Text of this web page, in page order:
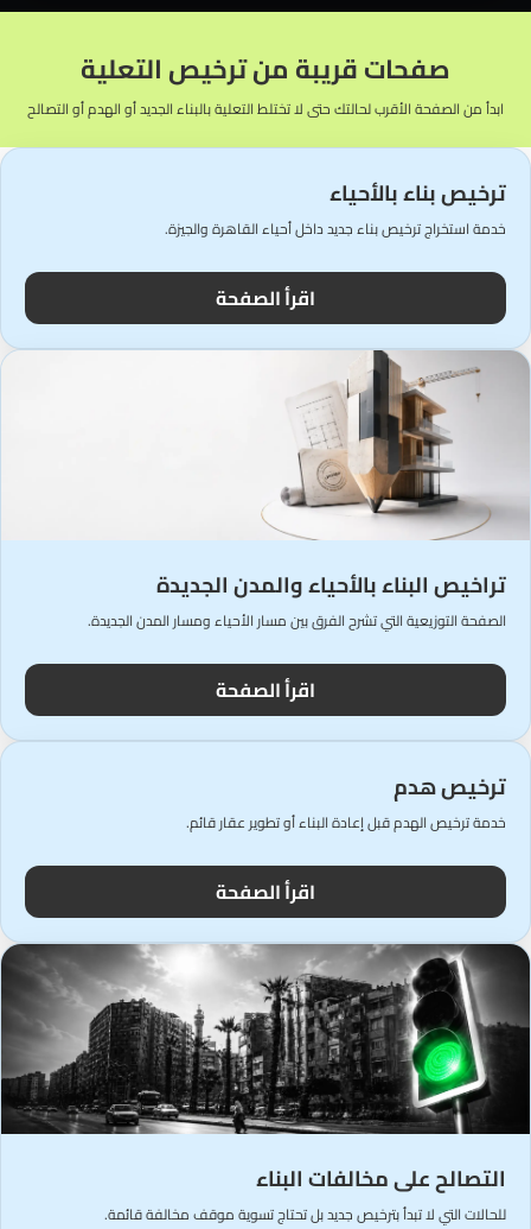
صفحات قريبة من ترخيص التعلية
ابدأ من الصفحة الأقرب لحالتك حتى لا تختلط التعلية بالبناء الجديد أو الهدم أو التصالح
ترخيص بناء بالأحياء
خدمة استخراج ترخيص بناء جديد داخل أحياء القاهرة والجيزة.
اقرأ الصفحة
تراخيص البناء بالأحياء والمدن الجديدة
الصفحة التوزيعية التي تشرح الفرق بين مسار الأحياء ومسار المدن الجديدة.
اقرأ الصفحة
ترخيص هدم
خدمة ترخيص الهدم قبل إعادة البناء أو تطوير عقار قائم.
اقرأ الصفحة
التصالح على مخالفات البناء
للحالات التي لا تبدأ بترخيص جديد بل تحتاج تسوية موقف مخالفة قائمة.